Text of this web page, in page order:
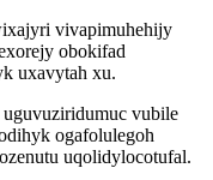
vivapimuhehijy
obokifad
uxavytah xu.
vubile
ogafolulegoh
uqolidylocotufal.